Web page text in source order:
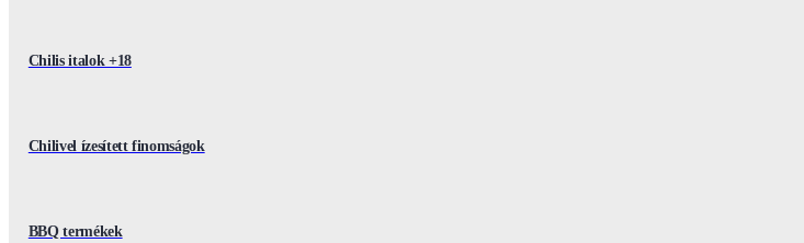
Chilis italok +18
Chilivel ízesített finomságok
BBQ termékek